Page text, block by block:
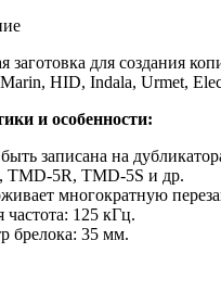
заготовка для создания
HID, Indala, Urmet,
и особенности:
записана на
TMD-5R, TMD-5S и др.
многократную
частота: 125 кГц.
брелока: 35 мм.